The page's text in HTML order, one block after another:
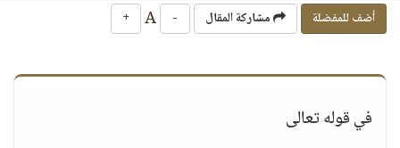
أضف للمفضلة مشاركة المقال -
+
في قوله تعالى